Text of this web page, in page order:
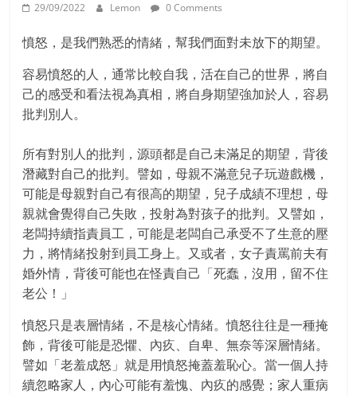
29/09/2022 Lemon 0 Comments
憤怒，是我們熟悉的情緒，幫我們面對未放下的期望。
容易憤怒的人，通常比較自我，活在自己的世界，將自
己的感受和看法視為真相，將自身期望強加於人，容易
批判別人。
所有對別人的批判，源頭都是自己未滿足的期望，背後
潛藏對自己的批判。譬如，母親不滿意兒子玩遊戲機，
可能是母親對自己有很高的期望，兒子成績不理想，母
親就會覺得自己失敗，投射為對孩子的批判。又譬如，
老闆持續指責員工，可能是老闆自己承受不了生意的壓
力，將情緒投射到員工身上。又或者，女子責罵前夫有
婚外情，背後可能也在怪責自己「死蠢，沒用，留不住
老公！」
憤怒只是表層情緒，不是核心情緒。憤怒往往是一種掩
飾，背後可能是恐懼、內疚、自卑、無奈等深層情緒。
譬如「老羞成怒」就是用憤怒掩蓋羞恥心。當一個人持
續忽略家人，內心可能有羞愧、內疚的感覺；家人重病